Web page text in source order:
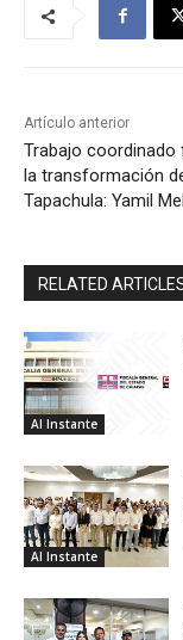
Artículo anterior
Trabajo coordinado
la transformación
Tapachula: Yamil
RELATED
Al Instante
Al Instante